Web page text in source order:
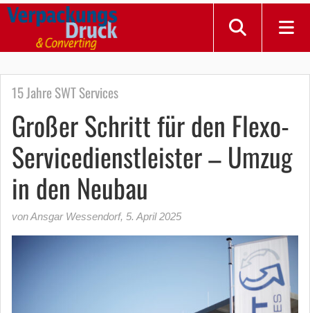
15 Jahre SWT Services
Großer Schritt für den Flexo-
Servicedienstleister – Umzug
in den Neubau
von Ansgar Wessendorf, 5. April 2025